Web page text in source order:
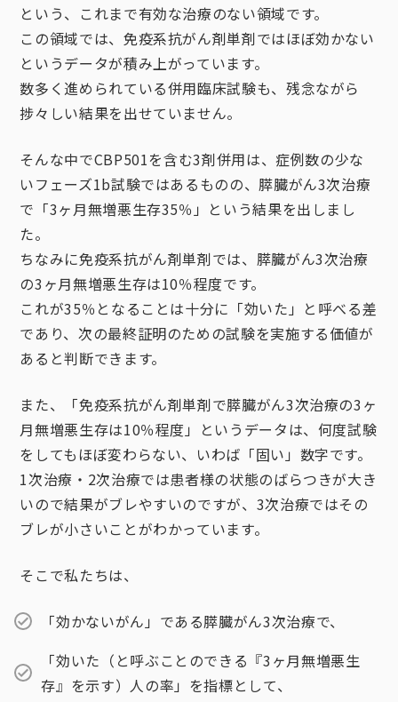
という、これまで有効な治療のない領域です。
この領域では、免疫系抗がん剤単剤ではほぼ効かない
というデータが積み上がっています。
数多く進められている併用臨床試験も、残念ながら
捗々しい結果を出せていません。
そんな中でCBP501を含む3剤併用は、症例数の少な
いフェーズ1b試験ではあるものの、膵臓がん3次治療
で「3ヶ月無増悪生存35％」という結果を出しまし
た。
ちなみに免疫系抗がん剤単剤では、膵臓がん3次治療
の3ヶ月無増悪生存は10％程度です。
これが35％となることは十分に「効いた」と呼べる差
であり、次の最終証明のための試験を実施する価値が
あると判断できます。
また、「免疫系抗がん剤単剤で膵臓がん3次治療の3ヶ
月無増悪生存は10％程度」というデータは、何度試験
をしてもほぼ変わらない、いわば「固い」数字です。
1次治療・2次治療では患者様の状態のばらつきが大き
いので結果がブレやすいのですが、3次治療ではその
ブレが小さいことがわかっています。
そこで私たちは、
「効かないがん」である膵臓がん3次治療で、
「効いた（と呼ぶことのできる『3ヶ月無増悪生
存』を示す）人の率」を指標として、